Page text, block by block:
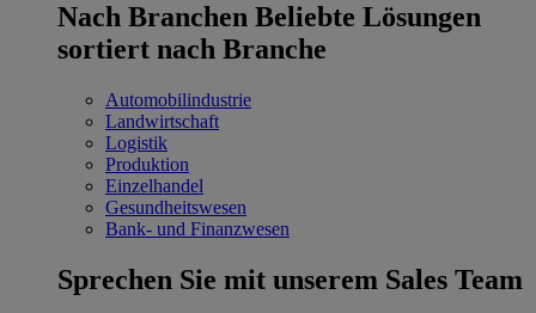
Nach Branchen Beliebte Lösungen
sortiert nach Branche
Automobilindustrie
Landwirtschaft
Logistik
Produktion
Einzelhandel
Gesundheitswesen
Bank- und Finanzwesen
Sprechen Sie mit unserem Sales Team